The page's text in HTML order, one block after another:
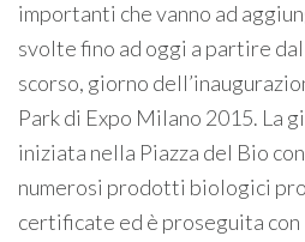
importanti che vanno ad
svolte fino ad oggi a partire
scorso, giorno
Park di Expo Milano 2015. La
iniziata nella Piazza del Bio
numerosi prodotti biologici
certificate ed è proseguita con